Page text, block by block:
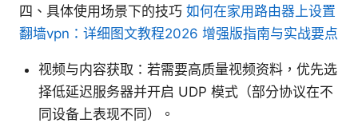
四、具体使用场景下的技巧 如何在家用路由器上设置
翻墙vpn：详细图文教程2026 增强版指南与实战要点
视频与内容获取：若需要高质量视频资料，优先选
择低延迟服务器并开启 UDP 模式（部分协议在不
同设备上表现不同）。